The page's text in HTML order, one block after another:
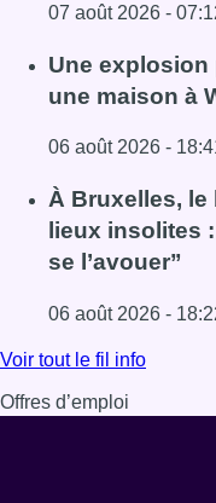
07 août 2026 -
Lire l'article
Une
une maison à
06 août 2026 -
Lire l'article Une
À Bruxelles, le
lieux insolites
se l’avouer”
06 août 2026 -
Lire l'article À
Voir tout le fil info
Offres d’emploi